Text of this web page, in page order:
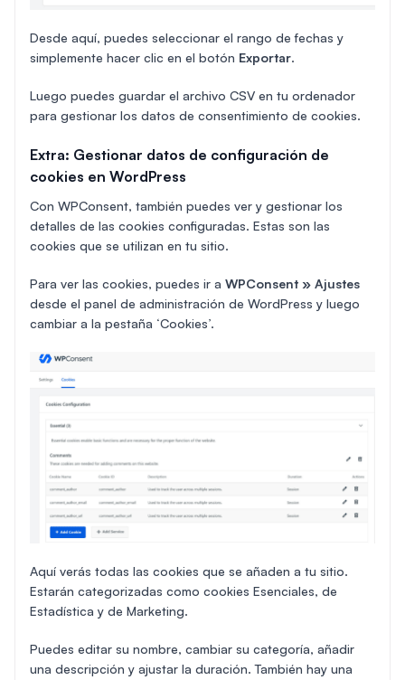
Desde aquí, puedes seleccionar el rango de fechas y
simplemente hacer clic en el botón Exportar.
Luego puedes guardar el archivo CSV en tu ordenador
para gestionar los datos de consentimiento de cookies.
Extra: Gestionar datos de configuración de
cookies en WordPress
Con WPConsent, también puedes ver y gestionar los
detalles de las cookies configuradas. Estas son las
cookies que se utilizan en tu sitio.
Para ver las cookies, puedes ir a WPConsent » Ajustes
desde el panel de administración de WordPress y luego
cambiar a la pestaña ‘Cookies’.
Aquí verás todas las cookies que se añaden a tu sitio.
Estarán categorizadas como cookies Esenciales, de
Estadística y de Marketing.
Puedes editar su nombre, cambiar su categoría, añadir
una descripción y ajustar la duración. También hay una